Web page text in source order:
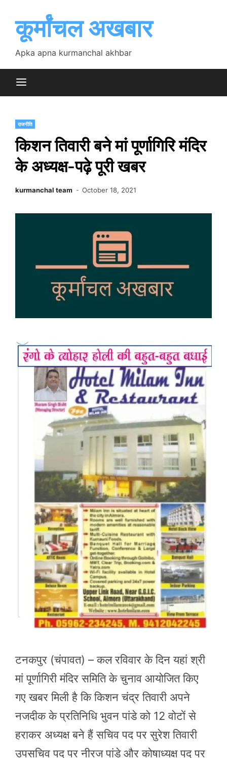
contentकूर्मांचल अखबार
Apka apna kurmanchal akhbar
राजनीति
किशन तिवारी बने मां पूर्णागिरि मंदिर
के अध्यक्ष-पढ़े पूरी खबर
kurmanchal team October 18, 2021
टनकपुर (चंपावत) – कल रविवार के दिन यहां श्री
मां पूर्णागिरी मंदिर समिति के चुनाव आयोजित किए
गए खबर मिली है कि किशन चंद्र तिवारी अपने
नजदीक के प्रतिनिधि भुवन पांडे को 12 वोटों से
हराकर अध्यक्ष बने हैं सचिव पद पर सुरेश तिवारी
उपसचिव पद पर नीरज पांडे और कोषाध्यक्ष पद पर